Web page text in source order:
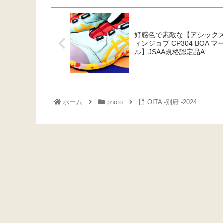
好感色で素敵な【アシック
ィンジョブ CP304 BOA マ
ル】JSAA規格認定品A
ホーム photo OITA -別府 -2024